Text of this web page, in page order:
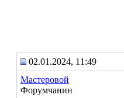
02.01.2024, 11:49
Мастеровой
Форумчанин